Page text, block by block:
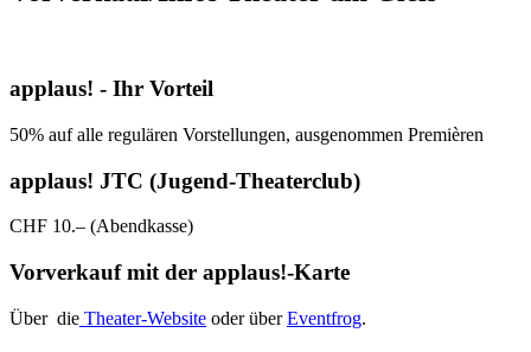
applaus! - Ihr Vorteil
50% auf alle regulären Vorstellungen, ausgenommen Premièren
applaus! JTC (Jugend-Theaterclub)
CHF 10.– (Abendkasse)
Vorverkauf mit der applaus!-Karte
Über die Theater-Website oder überEventfrog.